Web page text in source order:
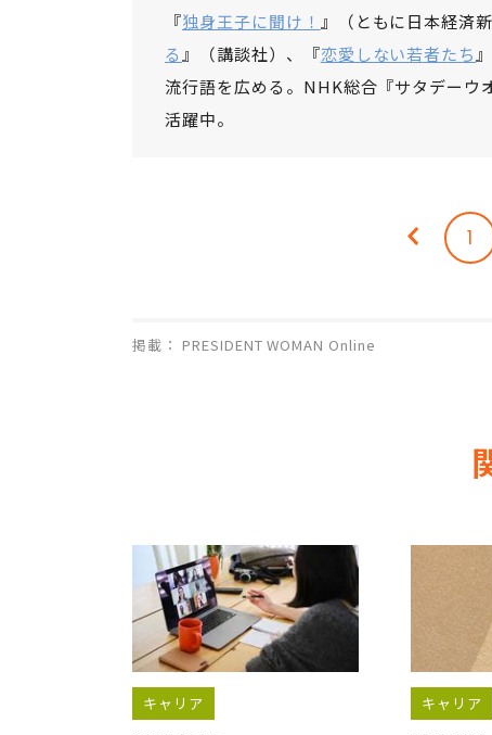
『独身王子に聞け！ 』（ともに日本経済
る 』（講談社）、『恋愛しない若者たち
流行語を広める。NHK総合『サタデーウ
活躍中。
1
掲載： PRESIDENT WOMAN Online
キャリア キャリア